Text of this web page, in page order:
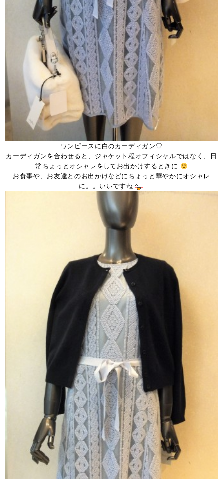
ワンピースに白のカーディガン♡
カーディガンを合わせると、ジャケット程オフィシャルではなく、日
常ちょっとオシャレをしてお出かけするときに
お食事や、お友達とのお出かけなどにちょっと華やかにオシャレ
に。。いいですね